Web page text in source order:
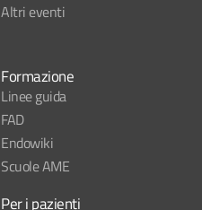
Altri eventi
Formazione
Linee guida
FAD
Endowiki
Scuole AME
Per i pazienti